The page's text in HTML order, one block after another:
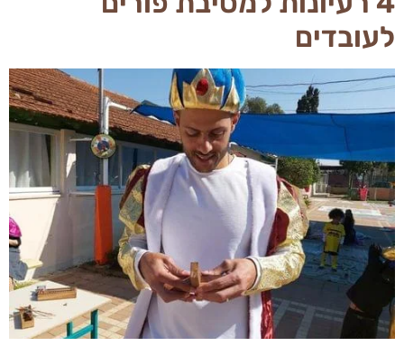
לעובדים
הכרחי
את
העוגיות